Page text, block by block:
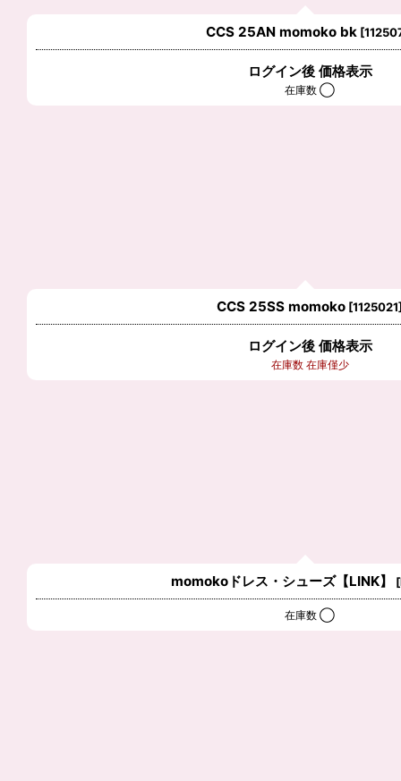
CCS 25AN momoko bk [
ログイン後 価格表示
在庫数 ◯
CCS 25SS momoko [1125021]
ログイン後 価格表示
在庫数 在庫僅少
momokoドレス・シューズ【LINK】 [
在庫数 ◯